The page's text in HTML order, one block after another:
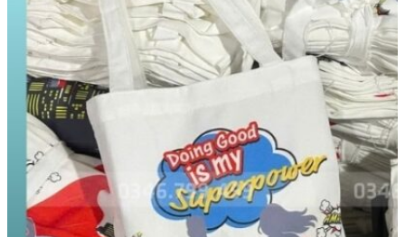
Kiến Thức Túi Vải
Kiến Thức In Túi
Tuyển dụng
LIÊN HỆ
Trang chủ
Giới thiệu
không dệt
Túi vải
Canvas (Túi vải
bố)
Túi vải